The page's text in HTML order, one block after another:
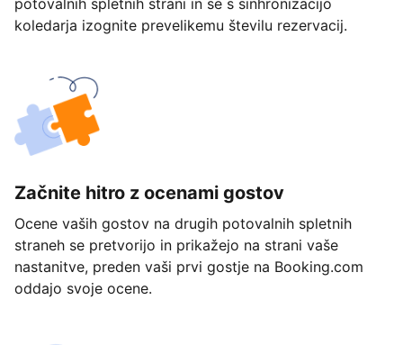
potovalnih spletnih strani in se s sinhronizacijo
koledarja izognite prevelikemu številu rezervacij.
Začnite hitro z ocenami gostov
Ocene vaših gostov na drugih potovalnih spletnih
straneh se pretvorijo in prikažejo na strani vaše
nastanitve, preden vaši prvi gostje na Booking.com
oddajo svoje ocene.